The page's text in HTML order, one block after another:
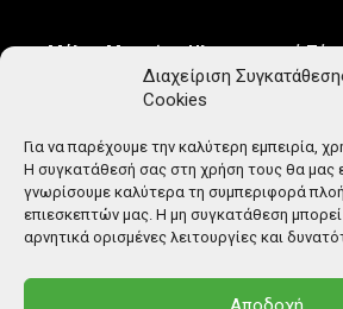
Διαχείριση
Cookies
Για να παρέχουμε την καλύτερη εμπειρία,
Η συγκατάθεσή σας στη χρήση τους θα μας
γνωρίσουμε καλύτερα τη συμπεριφορά
επιεσκεπτών μας. Η μη συγκατάθεση
αρνητικά ορισμένες λειτουργίες και
Μέλος Μητρώου Ηλεκτρονικού